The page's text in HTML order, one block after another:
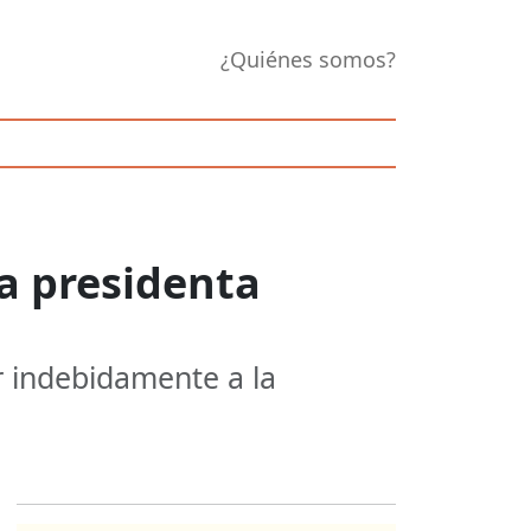
¿Quiénes somos?
presidenta
indebidamente a la